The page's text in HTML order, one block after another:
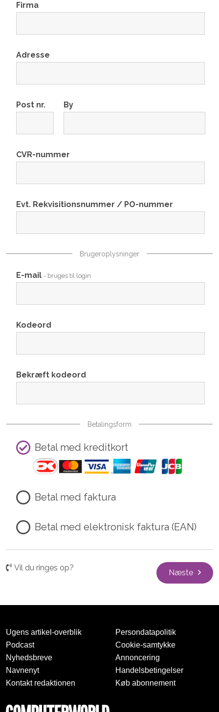
Firma
Adresse
Post nr. By
CVR-nummer
Evt. Rekvisitionsnummer / PO-nummer
Brugeroplysninger
E-mail - bruges til login
Kodeord
Bekræft kodeord
Betalingsform
Betal med kreditkort
Betal med faktura
Betal med elektronisk faktura (EAN)
Vil du ringes op?
Næste
Ugens artikel-overblik
Podcast
Nyhedsbreve
Navnenyt
Kontakt redaktionen
Persondatapolitik
Cookie-samtykke
Annoncering
Handelsbetingelser
Køb abonnement